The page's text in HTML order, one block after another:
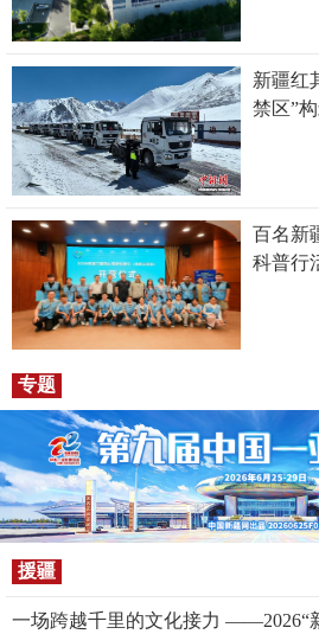
新疆红
禁区”
百名新
科普行
专题
援疆
一场跨越千里的文化接力 ——2026“